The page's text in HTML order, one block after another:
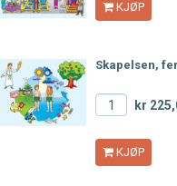
KJØP
Skapelsen,
kr
KJØP